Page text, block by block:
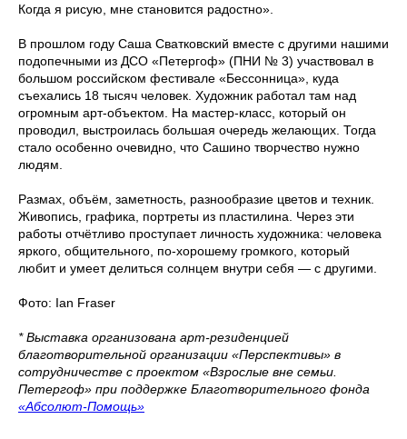
Когда я рисую, мне становится радостно».
В прошлом году Саша Сватковский вместе с другими нашими
подопечными из ДСО «Петергоф» (ПНИ № 3) участвовал в
большом российском фестивале «Бессонница», куда
съехались 18 тысяч человек. Художник работал там над
огромным арт-объектом. На мастер-класс, который он
проводил, выстроилась большая очередь желающих. Тогда
стало особенно очевидно, что Сашино творчество нужно
людям.
Размах, объём, заметность, разнообразие цветов и техник.
Живопись, графика, портреты из пластилина. Через эти
работы отчётливо проступает личность художника: человека
яркого, общительного, по-хорошему громкого, который
любит и умеет делиться солнцем внутри себя — с другими.
Фото: Ian Fraser
* Выставка организована арт-резиденцией
благотворительной организации «Перспективы» в
сотрудничестве с проектом «Взрослые вне семьи.
Петергоф» при поддержке Благотворительного фонда
«Абсолют-Помощь»